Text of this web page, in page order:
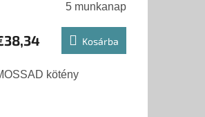
5 munkanap
Kosárba
kötény